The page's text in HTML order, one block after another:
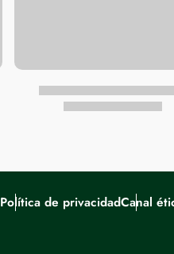
Política de privacidadCanal